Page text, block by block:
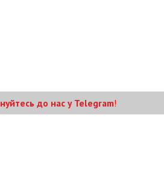
до нас у Telegram!